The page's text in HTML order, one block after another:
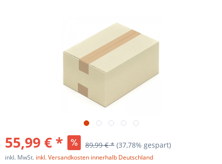
55,99 € * 89,99 € * (37,78% gespart)
inkl. MwSt. inkl. Versandkosten innerhalb Deutschland